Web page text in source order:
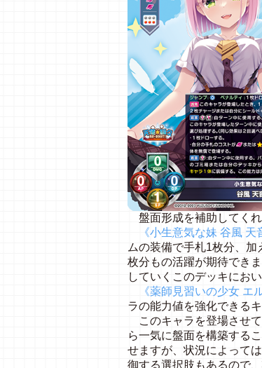
盤面形成を補助してくれ
《小生意気な妹 谷風 天
ムの装備で手札1枚分、
枚分もの活躍が期待でき
していくこのデッキにお
《薬師見習いの少女 エ
ラの能力値を強化できるキ
このキャラを登場させ
ら一気に盤面を構築する
せますが、状況によって
御する選択肢もあるので